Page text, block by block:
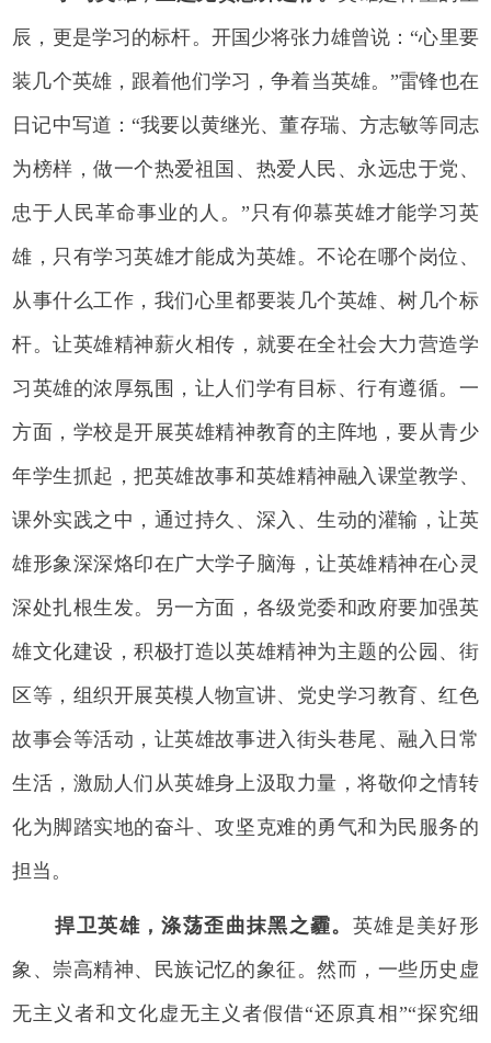
辰，更是学习的标杆。开国少将张力雄曾说：“心里要
装几个英雄，跟着他们学习，争着当英雄。”雷锋也在
日记中写道：“我要以黄继光、董存瑞、方志敏等同志
为榜样，做一个热爱祖国、热爱人民、永远忠于党、
忠于人民革命事业的人。”只有仰慕英雄才能学习英
雄，只有学习英雄才能成为英雄。不论在哪个岗位、
从事什么工作，我们心里都要装几个英雄、树几个标
杆。让英雄精神薪火相传，就要在全社会大力营造学
习英雄的浓厚氛围，让人们学有目标、行有遵循。一
方面，学校是开展英雄精神教育的主阵地，要从青少
年学生抓起，把英雄故事和英雄精神融入课堂教学、
课外实践之中，通过持久、深入、生动的灌输，让英
雄形象深深烙印在广大学子脑海，让英雄精神在心灵
深处扎根生发。另一方面，各级党委和政府要加强英
雄文化建设，积极打造以英雄精神为主题的公园、街
区等，组织开展英模人物宣讲、党史学习教育、红色
故事会等活动，让英雄故事进入街头巷尾、融入日常
生活，激励人们从英雄身上汲取力量，将敬仰之情转
化为脚踏实地的奋斗、攻坚克难的勇气和为民服务的
担当。
捍卫英雄，涤荡歪曲抹黑之霾。 英雄是美好形
象、崇高精神、民族记忆的象征。然而，一些历史虚
无主义者和文化虚无主义者假借“还原真相”“探究细